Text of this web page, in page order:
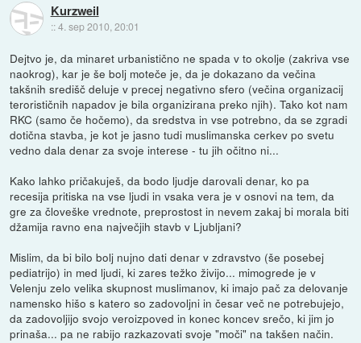
Kurzweil
::4. sep 2010, 20:01
Dejtvo je, da minaret urbanistično ne spada v to okolje (zakriva vse
naokrog), kar je še bolj moteče je, da je dokazano da večina
takšnih središč deluje v precej negativno sfero (večina organizacij
terorističnih napadov je bila organizirana preko njih). Tako kot nam
RKC (samo če hočemo), da sredstva in vse potrebno, da se zgradi
dotična stavba, je kot je jasno tudi muslimanska cerkev po svetu
vedno dala denar za svoje interese - tu jih očitno ni...
Kako lahko pričakuješ, da bodo ljudje darovali denar, ko pa
recesija pritiska na vse ljudi in vsaka vera je v osnovi na tem, da
gre za človeške vrednote, preprostost in nevem zakaj bi morala biti
džamija ravno ena največjih stavb v Ljubljani?
Mislim, da bi bilo bolj nujno dati denar v zdravstvo (še posebej
pediatrijo) in med ljudi, ki zares težko živijo... mimogrede je v
Velenju zelo velika skupnost muslimanov, ki imajo pač za delovanje
namensko hišo s katero so zadovoljni in česar več ne potrebujejo,
da zadovoljijo svojo veroizpoved in konec koncev srečo, ki jim jo
prinaša... pa ne rabijo razkazovati svoje "moči" na takšen način.